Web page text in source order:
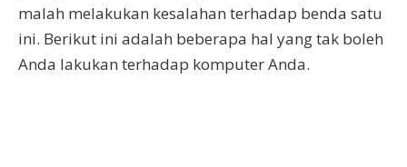
malah melakukan kesalahan terhadap benda satu
ini. Berikut ini adalah beberapa hal yang tak boleh
Anda lakukan terhadap komputer Anda.